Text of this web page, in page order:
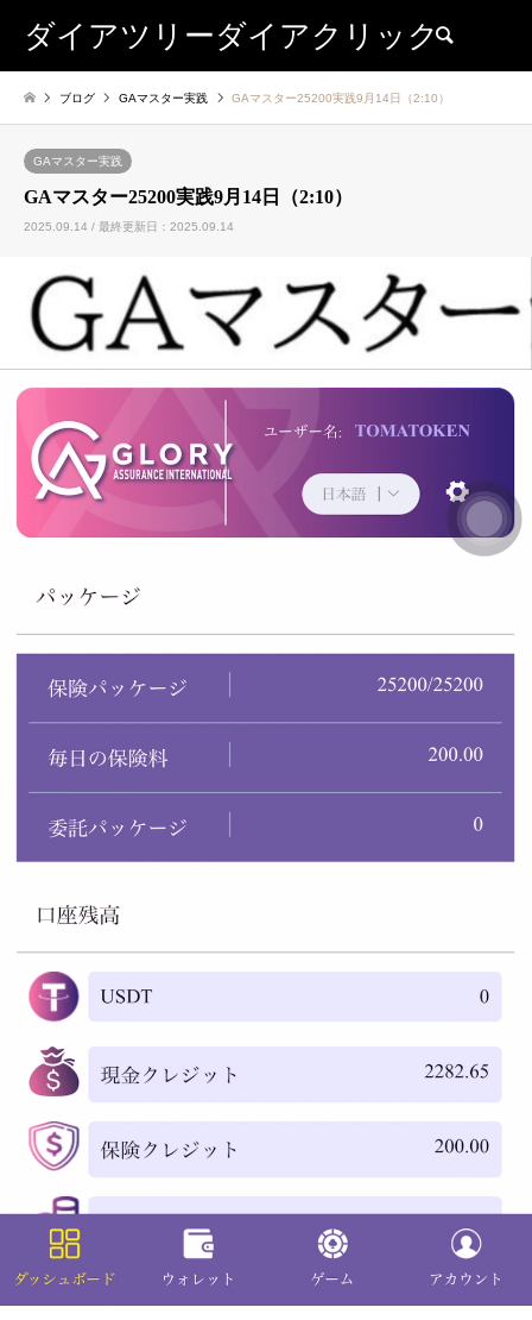
ダイアツリーダイアクリック
ブログ GAマスター実践 GAマスター25200実践9月14日（2:10）
GAマスター実践
GAマスター25200実践9月14日（2:10）
2025.09.14 / 最終更新日：2025.09.14